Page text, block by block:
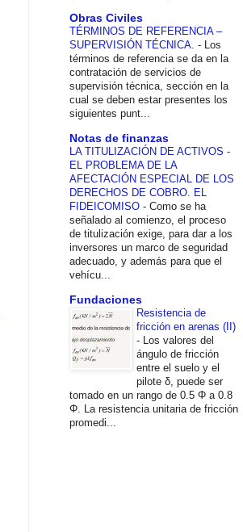
Obras Civiles
TÉRMINOS DE REFERENCIA –
SUPERVISIÓN TÉCNICA. -
Los
términos de referencia se da en la
contratación de servicios de
supervisión técnica, sección en la
cual se deben estar presentes los
siguientes punt...
Notas de finanzas
LA TITULIZACIÓN DE ACTIVOS -
EL PROBLEMA DE LA
AFECTACIÓN ESPECIAL DE LOS
DERECHOS DE COBRO. EL
FIDEICOMISO - Como se ha
señalado al comienzo, el proceso
de titulización exige, para dar a los
inversores un marco de seguridad
adecuado, y además para que el
vehícu...
Fundaciones
Resistencia de
fricción en arenas (II)
-
Los valores del
ángulo de fricción
entre el suelo y el
pilote δ, puede ser
tomado en un rango de 0.5 Φ a 0.8
Φ. La resistencia unitaria de fricción
promedi...